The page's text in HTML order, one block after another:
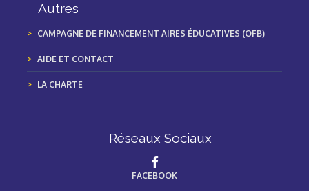
Autres
CAMPAGNE DE FINANCEMENT AIRES ÉDUCATIVES (OFB)
AIDE ET CONTACT
LA CHARTE
Réseaux Sociaux
FACEBOOK